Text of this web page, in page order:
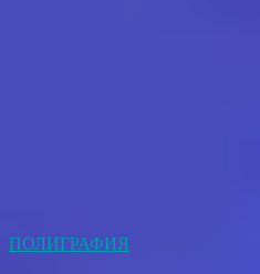
ПОЛИГРАФИЯ